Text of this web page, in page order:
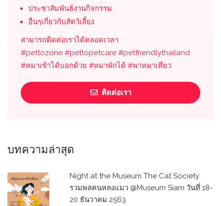
ประชาสัมพันธ์งานกิจกรรม
อื่นๆเกี่ยวกับสัตว์เลี้ยง
สามารถติดต่อเราได้ตลอดเวลา
#pettozone #pettopetcare #petfriendlythailand
#หมาเข้าได้บอกด้วย #หมาพักได้ #พาหมาเที่ยว
ติดต่อเรา
บทความล่าสุด
Night at the Museum The Cat Society
รวมพลคนหลงแมว @Museum Siam วันที่ 18-
20 ธันวาคม 2563